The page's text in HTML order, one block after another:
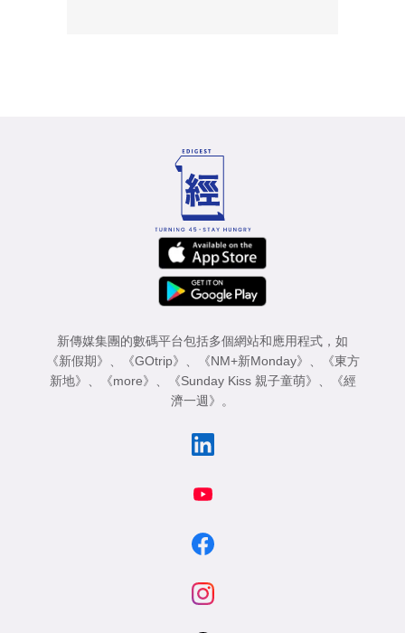
新傳媒集團的數碼平台包括多個網站和應用程式，如
《新假期》
《GOtrip》 《NM+新Monday》
《東方
新地》
《more》 《Sunday Kiss 親子童萌》
《經
濟一週》
。